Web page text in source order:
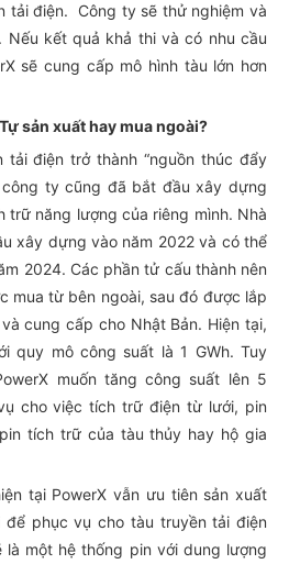
tải điện. Công ty sẽ thử nghiệm và
Nếu kết quả khả thi và có nhu cầu
sẽ cung cấp mô hình tàu lớn hơn
sản xuất hay mua ngoài?
tải điện trở thành “nguồn thúc đẩy
công ty cũng đã bắt đầu xây dựng
trữ năng lượng của riêng mình. Nhà
xây dựng vào năm 2022 và có thể
2024. Các phần tử cấu thành nên
mua từ bên ngoài, sau đó được lắp
cung cấp cho Nhật Bản. Hiện tại,
quy mô công suất là 1 GWh. Tuy
muốn tăng công suất lên 5
cho việc tích trữ điện từ lưới, pin
tích trữ của tàu thủy hay hộ gia
tại PowerX vẫn ưu tiên sản xuất
để phục vụ cho tàu truyền tải điện
là một hệ thống pin với dung lượng